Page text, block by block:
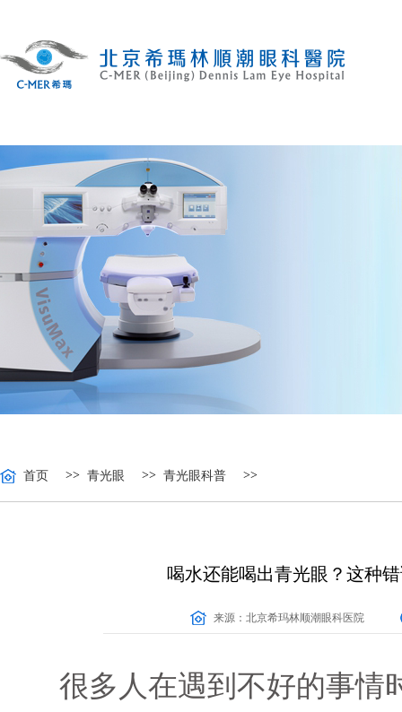
首页 >> 青光眼 >> 青光眼科普 >>
喝水还能喝出青光眼？这种
来源： 北京希玛林顺潮眼科医院
很多人在遇到不好的事情